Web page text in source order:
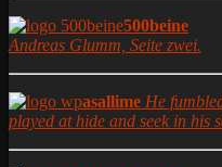
500beine
Andreas Glumm, Seite zwei.
asallime He
played at hide and seek in his